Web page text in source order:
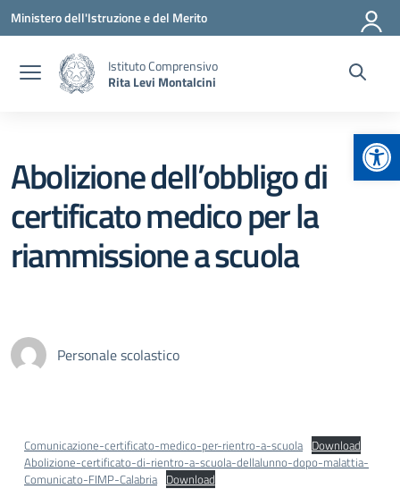
Vai ai contenuti
Vai al menu di navigazione
Vai al footer
Ministero dell'Istruzione e del Merito
Istituto Comprensivo
Rita Levi Montalcini
Abolizione dell’obbligo di
certificato medico per la
riammissione a scuola
Personale scolastico
Comunicazione-certificato-medico-per-rientro-a-scuola Download
Abolizione-certificato-di-rientro-a-scuola-dellalunno-dopo-malattia-
Comunicato-FIMP-Calabria Download